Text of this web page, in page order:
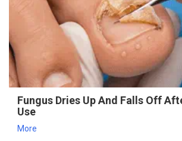
Fungus Dries Up And Falls Off
Use
More